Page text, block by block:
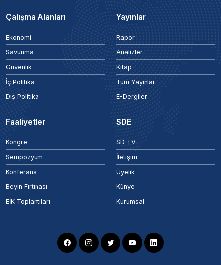
Çalışma Alanları
Ekonomi
Savunma
Güvenlik
İç Politika
Dış Politika
Yayınlar
Rapor
Analizler
Kitap
Tüm Yayınlar
E-Dergiler
Faaliyetler
Kongre
Sempozyum
Konferans
Beyin Fırtınası
EİK Toplantıları
SDE
SD TV
İletişim
Üyelik
Künye
Kurumsal